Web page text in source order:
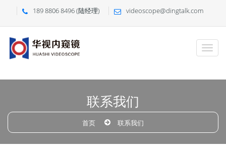
189 8806 8496 (陆经理) videoscope@dingtalk.com
联系我们
首页 联系我们